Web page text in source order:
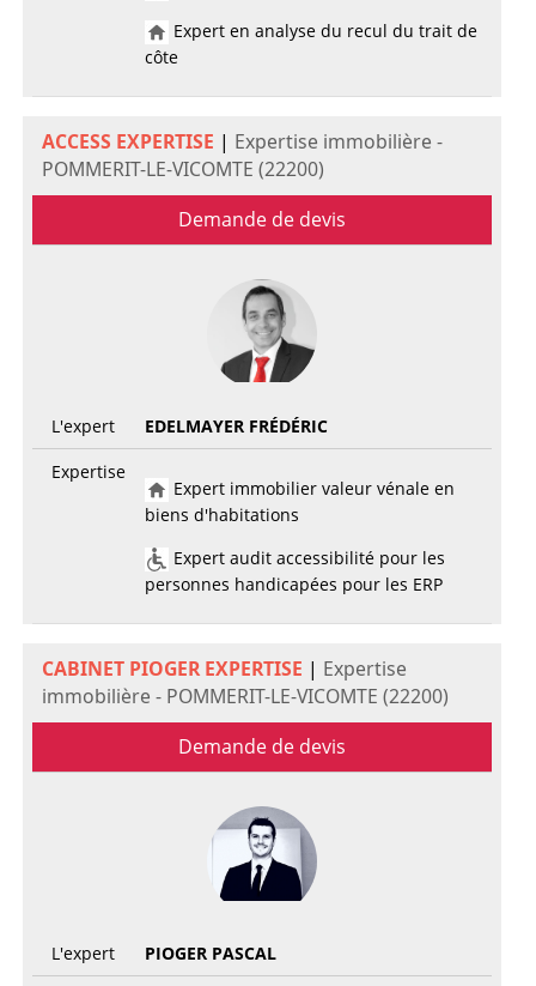
Expert en analyse du recul du trait de
côte
ACCESS EXPERTISE | Expertise immobilière -
POMMERIT-LE-VICOMTE (22200)
Demande de devis
L'expert
EDELMAYER FRÉDÉRIC
Expertise
Expert immobilier valeur vénale en
biens d'habitations
Expert audit accessibilité pour les
personnes handicapées pour les ERP
CABINET PIOGER EXPERTISE | Expertise
immobilière - POMMERIT-LE-VICOMTE (22200)
Demande de devis
L'expert
PIOGER PASCAL